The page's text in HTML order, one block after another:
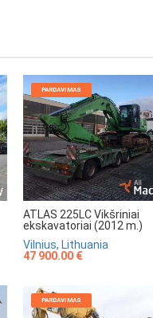
PARDAVIMAS
ATLAS 225LC Vikšriniai
ekskavatoriai (2012 m.)
Vilnius, Lithuania
47 900.00 €
PARDAVIMAS